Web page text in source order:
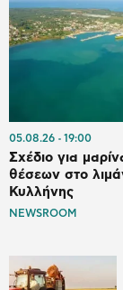
05.08.26 19:00
Σχέδιο για
θέσεων στο
Κυλλήνης
NEWSROOM